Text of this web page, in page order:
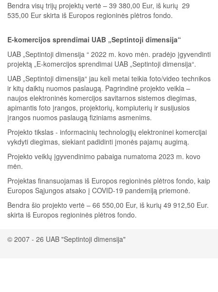
Bendra visų trijų projektų vertė – 39 380,00 Eur, iš kurių 29
535,00 Eur skirta iš Europos regioninės plėtros fondo.
E-komercijos sprendimai UAB „Septintoji dimensija“
UAB „Septintoji dimensija “ 2022 m. kovo mėn. pradėjo įgyvendinti
projektą „E-komercijos sprendimai UAB „Septintoji dimensija“.
UAB „Septintoji dimensija“ jau keli metai teikia foto/video technikos
ir kitų daiktų nuomos paslaugą. Pagrindinė projekto veikla –
naujos elektroninės komercijos savitarnos sistemos diegimas,
apimantis foto įrangos, projektorių, kompiuterių ir susijusios
įrangos nuomos paslaugą fiziniams asmenims.
Projekto tikslas - informacinių technologijų elektroninei komercijai
vykdyti diegimas, siekiant padidinti įmonės pajamų augimą.
Projekto veiklų įgyvendinimo pabaiga numatoma 2023 m. kovo
mėn.
Projektas finansuojamas iš Europos regioninės plėtros fondo, kaip
Europos Sąjungos atsako į COVID-19 pandemiją priemonė.
Bendra šio projekto vertė – 66 550,00 Eur, iš kurių 49 912,50 Eur.
skirta iš Europos regioninės plėtros fondo.
© 2007 - 26 UAB "Septintoji dimensija"